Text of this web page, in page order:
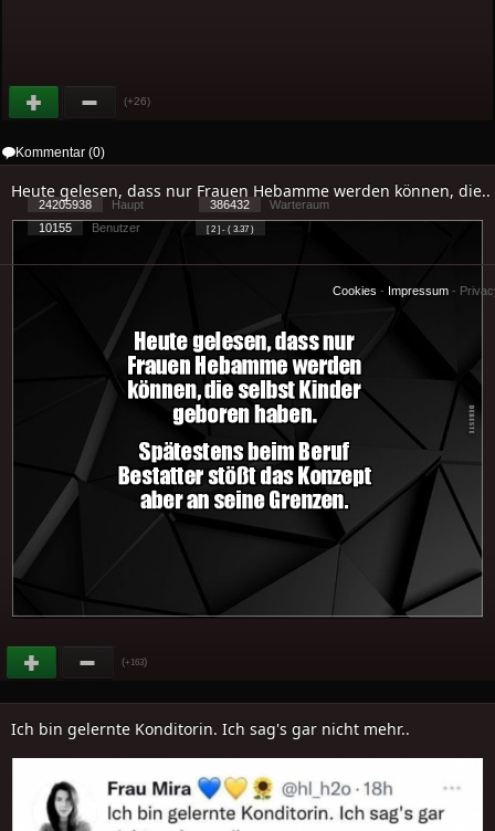
(+26)
Kommentar (0)
Heute gelesen, dass nur Frauen Hebamme werden können, die..
(+163)
Ich bin gelernte Konditorin. Ich sag's gar nicht mehr..
24205938 Haupt 386432
Warteraum
10155
Benutzer [ 2 ] - ( 3.37 )
Cookies - Impressum -